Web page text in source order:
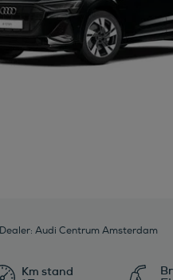
Dealer: Audi Centrum Amsterdam